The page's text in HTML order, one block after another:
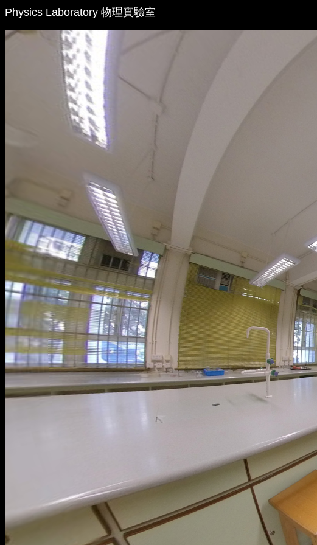
Physics Laboratory 物理實驗室